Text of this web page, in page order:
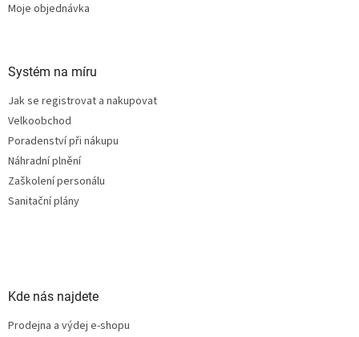
Moje objednávka
Systém na míru
Jak se registrovat a nakupovat
Velkoobchod
Poradenství při nákupu
Náhradní plnění
Zaškolení personálu
Sanitační plány
Kde nás najdete
Prodejna a výdej e-shopu